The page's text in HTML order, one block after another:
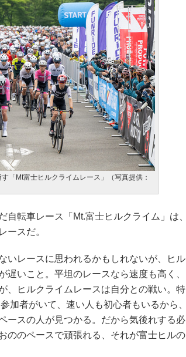
「Mt富士ヒルクライムレース」（写真提供：
転車レース「Mt.富士ヒルクライム」は、
ースだ。
レースに思われるかもしれないが、ヒル
遅いこと。平坦のレースなら速度も高く、
、ヒルクライムレースは自分との戦い。特
加者がいて、速い人も初心者もいるから、
ースの人が見つかる。だから気後れする必
ののペースで頑張れる、それが富士ヒルの